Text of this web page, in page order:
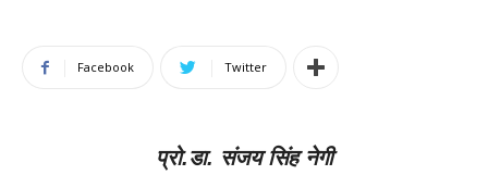
Facebook Twitter
प्रो.डा. संजय सिंह नेगी